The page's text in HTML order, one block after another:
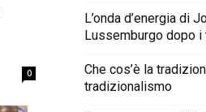
0
L’onda d’energia di
Lussemburgo dopo i
Che cos’è la
tradizionalismo